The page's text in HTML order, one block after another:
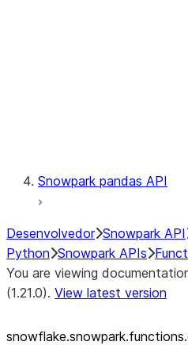
Snowpark pandas API
Desenvolvedor Snowpark API
Python Snowpark APIs
You are viewing
(1.21.0). View latest version